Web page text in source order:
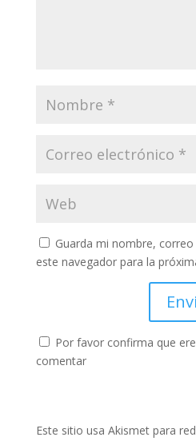
Guarda mi nombre,
este navegador para la
Por favor confirma que
comentar
Este sitio usa Akismet para